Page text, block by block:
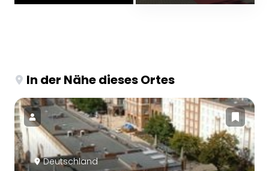
In der Nähe dieses Ortes
Deutschland